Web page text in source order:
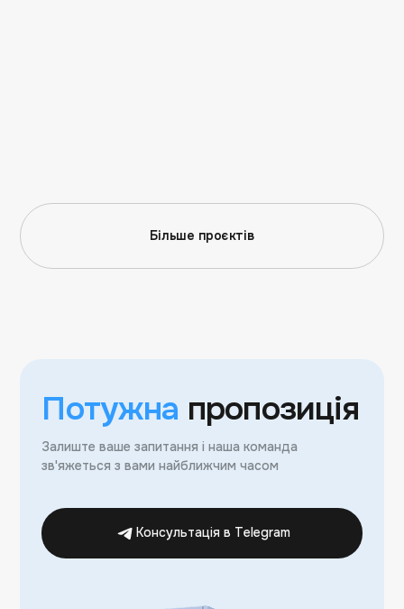
Більше проєктів
Потужна пропозиція
Залиште ваше запитання і наша команда
зв'яжеться з вами найближчим часом
Консультація в Telegram